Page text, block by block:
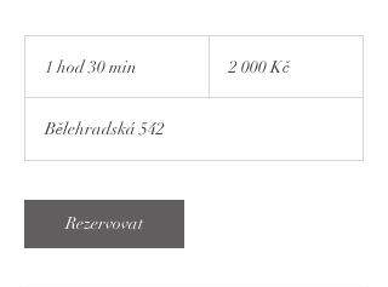
1 hod 30 min
3
0
i
n
korun2 000 Kč
Bělehradská 542
Rezervovat